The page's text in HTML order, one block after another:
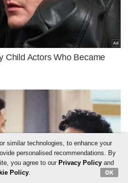
similar technologies, to enhance your
personalised recommendations. By
you agree to our Privacy Policyand
Policy. OK